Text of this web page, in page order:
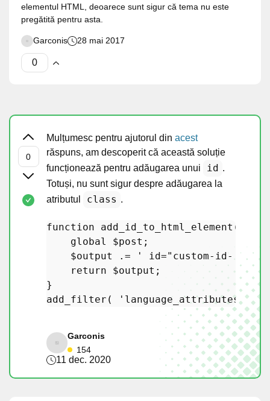
elementul HTML, deoarece sunt sigur că tema nu este
pregătită pentru asta.
Garconis 28 mai 2017
Mulțumesc pentru ajutorul din acest
răspuns, am descoperit că această soluție
funcționează pentru adăugarea unui
id .
Totuși, nu sunt sigur despre adăugarea la
atributul
class .
function add_id_to_html_element (
global
$post ;
$output
.= ' id="custom-id-' .
return
$output ;
add_filter ( 'language_attributes' ,
Garconis
154
11 dec. 2020